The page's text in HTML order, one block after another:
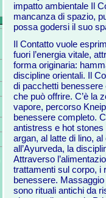
impatto ambientale Il
mancanza di spazio,
possa godersi il suo
Il Contatto vuole
fuori l’energia vitale,
forma originaria:
discipline orientali. Il
di pacchetti
che può offrire. C’è la
vapore, percorso
benessere completo.
antistress e hot stones
argan, al latte di lino,
all’Ayurveda, la
Attraverso
trattamenti sul corpo, i
benessere.
sono rituali antichi da